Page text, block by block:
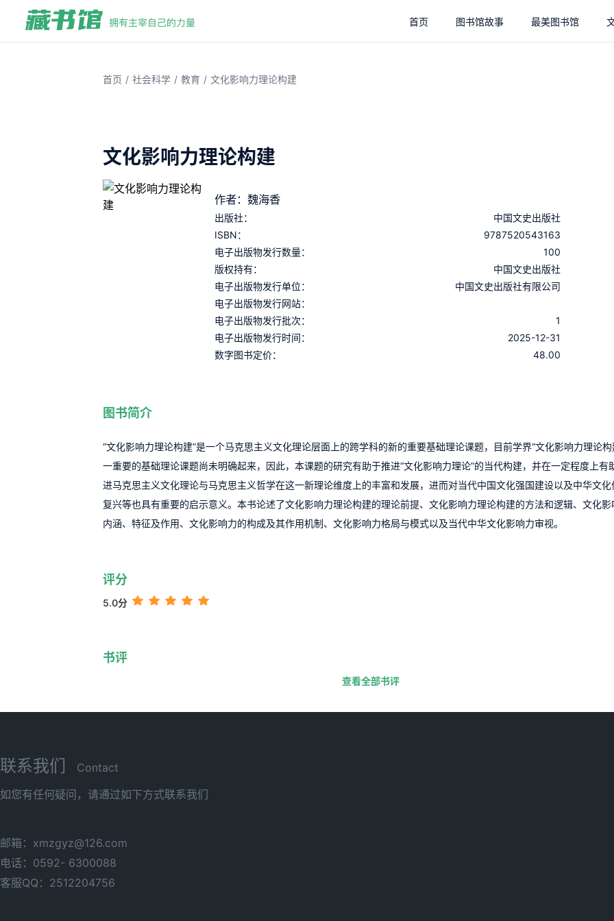
首页 图书馆故事 最美图书馆
首页 / 社会科学 / 教育 / 文化影响力理论构建
文化影响力理论构建
作者：魏海香
出版社：
中国文史出版社
ISBN：
9787520543163
电子出版物发行数量：
100
版权持有：
中国文史出版社
电子出版物发行单位：
中国文史出版社有限公司
电子出版物发行网站：
电子出版物发行批次：
1
电子出版物发行时间：
2025-12-31
数字图书定价：
48.00
图书简介
“文化影响力理论构建”是一个马克思主义文化理论层面上的跨学科的新的重要基础理论课题，目前学界“文化影响力理论构
一重要的基础理论课题尚未明确起来，因此，本课题的研究有助于推进“文化影响力理论”的当代构建，并在一定程度上有
进马克思主义文化理论与马克思主义哲学在这一新理论维度上的丰富和发展，进而对当代中国文化强国建设以及中华文化
复兴等也具有重要的启示意义。本书论述了文化影响力理论构建的理论前提、文化影响力理论构建的方法和逻辑、文化影
内涵、特征及作用、文化影响力的构成及其作用机制、文化影响力格局与模式以及当代中华文化影响力审视。
评分
5.0分
书评
查看全部书评
联系我们
Contact
如您有任何疑问，请通过如下方式联系我们
邮箱：xmzgyz@126.com
电话：0592- 6300088
客服QQ：2512204756